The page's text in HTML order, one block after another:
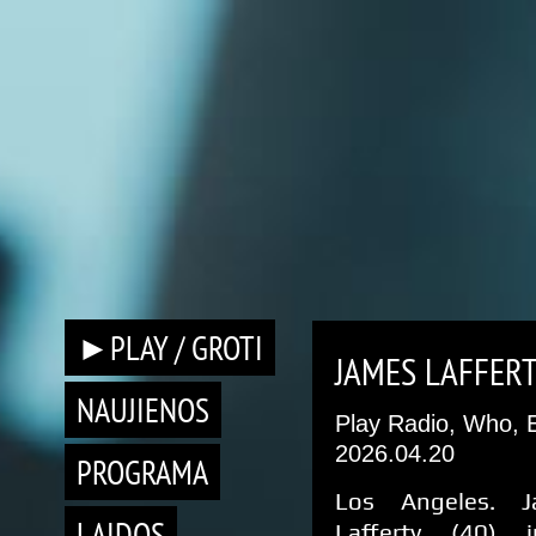
►PLAY / GROTI
NAUJIENOS
PROGRAMA
JAMES
Play Radio, Who,
2026.04.20
Los Angeles.